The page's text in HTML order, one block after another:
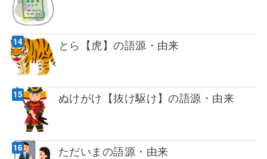
とら【虎】の語源・由来
ぬけがけ【抜け駆け】の語源・由来
ただいまの語源・由来